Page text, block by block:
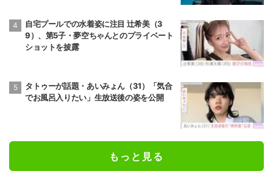
自宅プールでの水着姿に注目 辻希美（3
9）、第5子・夢空ちゃんとのプライベート
ショットを披露
タトゥーが話題・あいみょん（31）「気合
でお風呂入りたい」生放送後の姿を公開
もっと見る